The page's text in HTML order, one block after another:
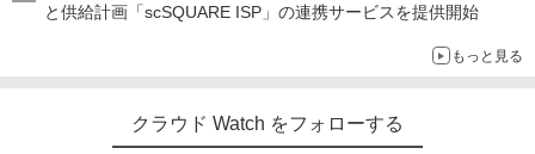
と供給計画「scSQUARE ISP」の連携サービスを提供開始
もっと見る
クラウド Watch をフォローする